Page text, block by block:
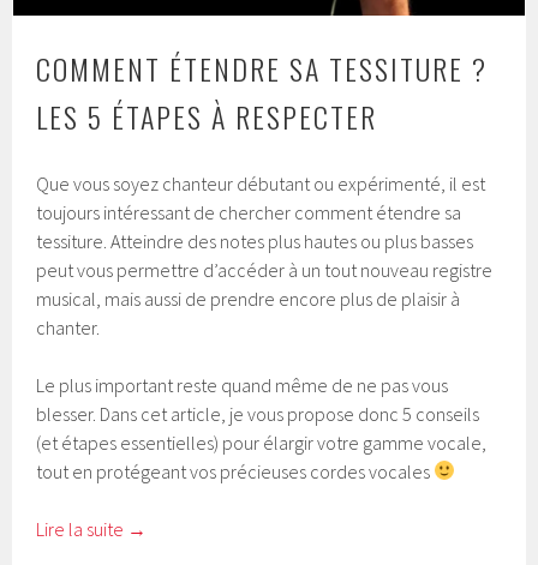
COMMENT ÉTENDRE SA TESSITURE ?
LES 5 ÉTAPES À RESPECTER
Que vous soyez chanteur débutant ou expérimenté, il est
toujours intéressant de chercher comment étendre sa
tessiture. Atteindre des notes plus hautes ou plus basses
peut vous permettre d’accéder à un tout nouveau registre
musical, mais aussi de prendre encore plus de plaisir à
chanter.
Le plus important reste quand même de ne pas vous
blesser. Dans cet article, je vous propose donc 5 conseils
(et étapes essentielles) pour élargir votre gamme vocale,
tout en protégeant vos précieuses cordes vocales
Lire la suite →